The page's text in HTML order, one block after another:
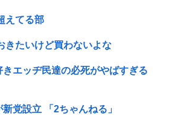
えてる部
きたいけど買わないよな
きエッヂ民達の必死がやばすぎる
党設立 「2ちゃんねる」